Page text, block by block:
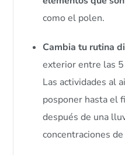
como el polen.
Cambia tu rutina
exterior entre las
Las actividades al
posponer hasta el
después de una
concentraciones